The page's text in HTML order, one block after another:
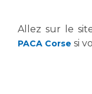
Allez sur le
PACA Corse si